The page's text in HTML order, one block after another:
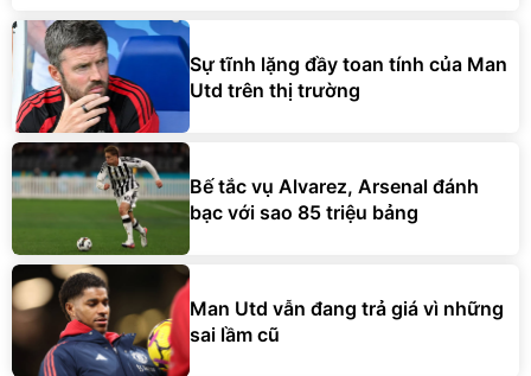
Sự tĩnh lặng đầy toan tính của Man
Utd trên thị trường
Bế tắc vụ Alvarez, Arsenal đánh
bạc với sao 85 triệu bảng
Man Utd vẫn đang trả giá vì những
sai lầm cũ